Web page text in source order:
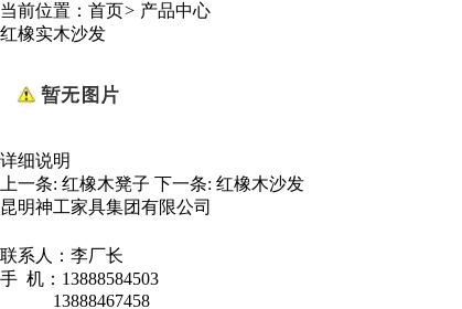
当前位置： 首页> 产品中心
红橡实木沙发
详细说明
上一条: 红橡木凳子 下一条: 红橡木沙发
昆明神工家具集团有限公司
联系人：李厂长
手 机：13888584503
13888467458